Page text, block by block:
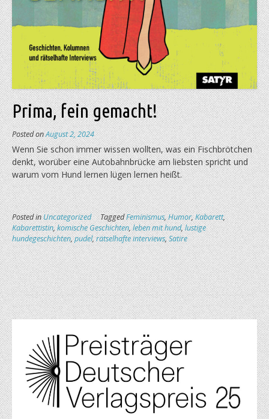
Prima, fein gemacht!
Posted onAugust 2, 2024
Wenn Sie schon immer wissen wollten, was ein Fisch­brötchen
denkt, worüber eine Auto­bahn­brücke am liebs­ten spricht und
warum vom Hund lernen lügen lernen heißt.
Posted inUncategorized TaggedFeminismus,Humor,Kabarett,
Kabarettistin,komische Geschichten,leben mit hund,lustige
hundegeschichten,pudel,rätselhafte interviews,Satire